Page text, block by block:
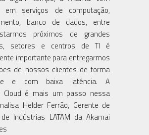
em serviços de computação,
banco de dados, entre
próximos de grandes
setores e centros de TI é
importante para entregarmos
de nossos clientes de forma
e com baixa latência. A
Cloud é mais um passo nessa
Helder Ferrão, Gerente de
Indústrias LATAM da Akamai